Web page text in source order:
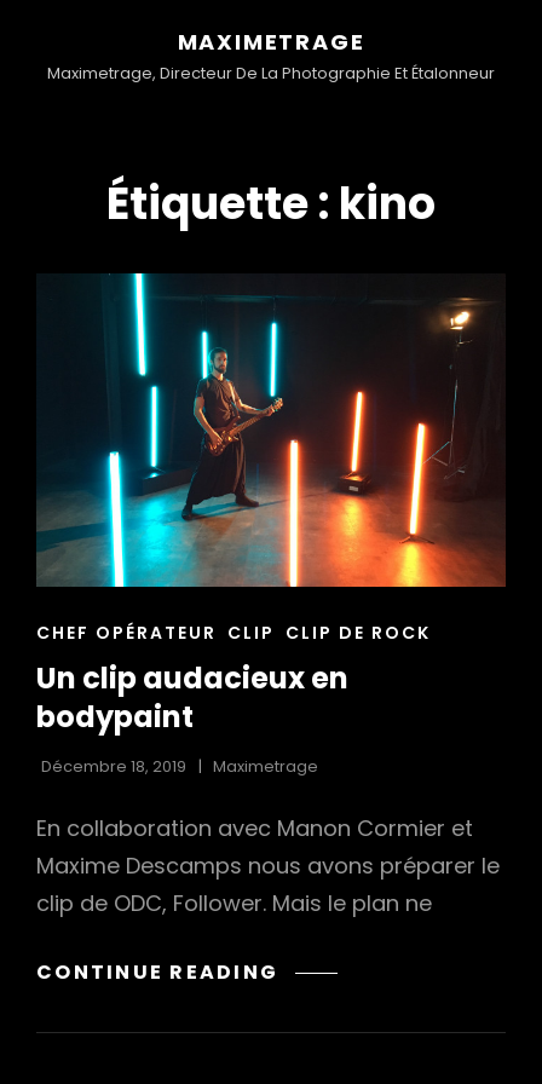
MAXIMETRAGE
Maximetrage, Directeur De La Photographie Et Étalonneur
Étiquette : kino
CAT
CHEF OPÉRATEUR CLIP CLIP DE ROCK
Un clip audacieux en
bodypaint
Décembre 18, 2019 Maximetrage
En collaboration avec Manon Cormier et
Maxime Descamps nous avons préparer le
clip de ODC, Follower. Mais le plan ne
CONTINUE READING UN
AUDACIEUX